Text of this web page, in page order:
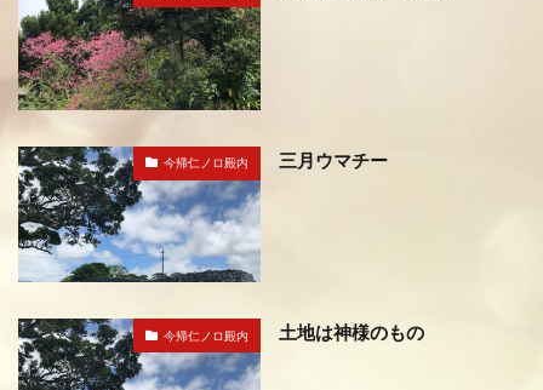
今帰仁ノロ殿内 三月ウマチー
今帰仁ノロ殿内 土地は神様のもの